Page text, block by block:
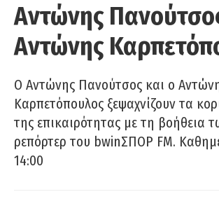
Αντώνης
Αντώνης
Ο Αντώνης Πανούτσος και ο
Καρπετόπουλος ξεψαχνίζουν τα
της επικαιρότητας με τη βοήθεια
ρεπόρτερ του bwinΣΠΟΡ FM.
14:00